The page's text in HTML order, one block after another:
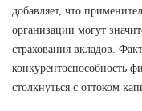
добавляет, что
организации могут
страхования вкладов.
конкурентоспособность
столкнуться с оттоком